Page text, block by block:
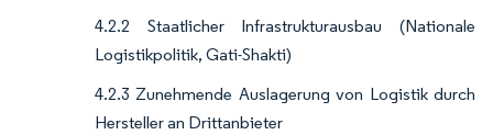
4.2.2 Staatlicher Infrastrukturausbau (Nationale
Logistikpolitik, Gati-Shakti)
4.2.3 Zunehmende Auslagerung von Logistik durch
Hersteller an Drittanbieter